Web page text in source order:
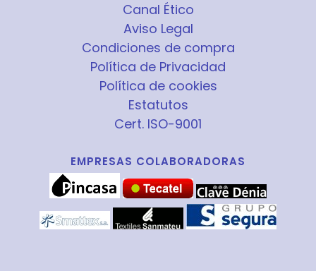
Canal Ético
Aviso Legal
Condiciones de compra
Política de Privacidad
Política de cookies
Estatutos
Cert. ISO-9001
EMPRESAS COLABORADORAS